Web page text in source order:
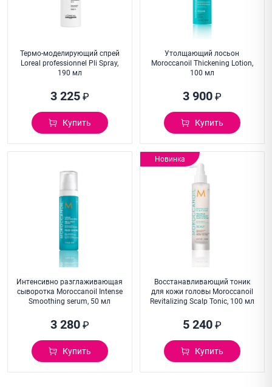
Термо-моделирующий спрей
Loreal professionnel Pli Spray,
190 мл
3 225₽
Купить
Утолщающий лосьон
Moroccanoil Thickening Lotion,
100 мл
3 900₽
Купить
Интенсивно разглаживающая
сыворотка Moroccanoil Intense
Smoothing serum, 50 мл
3 280₽
Купить
Новинка
Восстанавливающий тоник
для кожи головы Moroccanoil
Revitalizing Scalp Tonic, 100 мл
5 240₽
Купить